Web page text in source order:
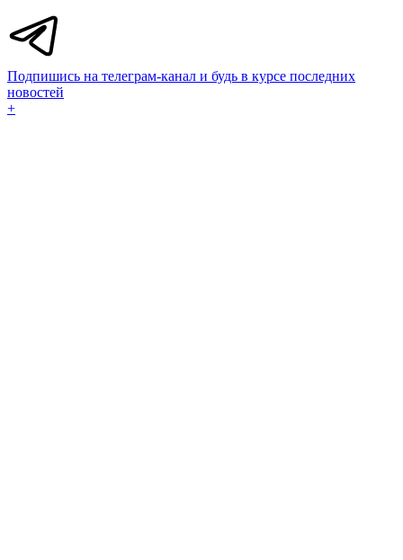
Подпишись на телеграм-канал и будь в курсе последних
новостей
+